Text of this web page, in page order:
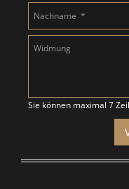
Sie können maximal 7